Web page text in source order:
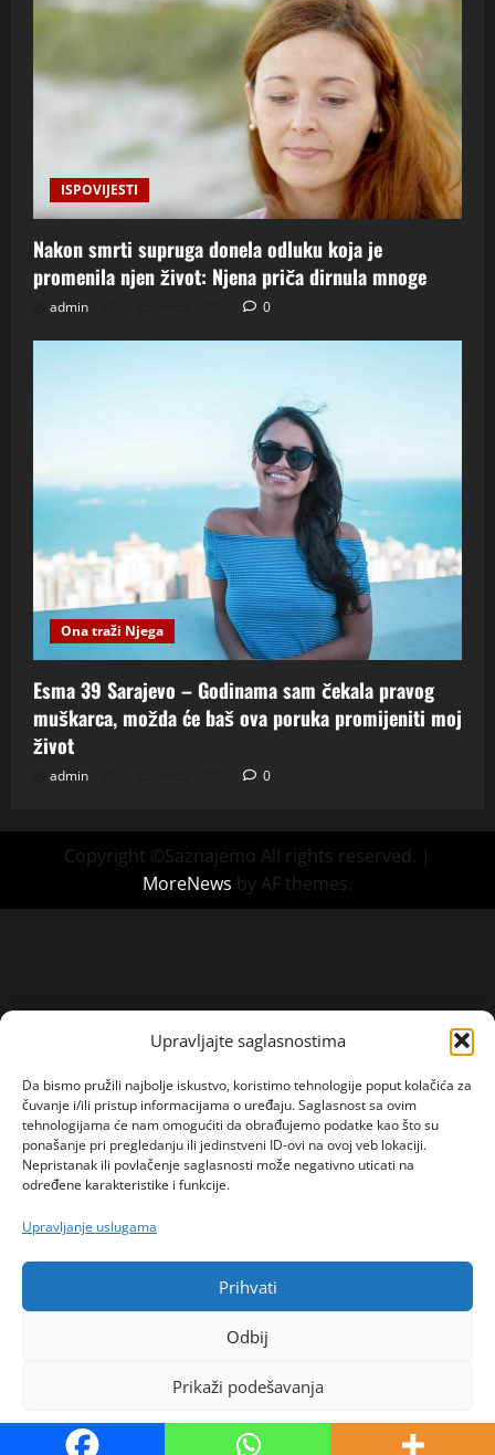
Upravljajte saglasnostima
Da bismo pružili najbolje iskustvo, koristimo tehnologije poput kolačića za
čuvanje i/ili pristup informacijama o uređaju. Saglasnost sa ovim
tehnologijama će nam omogućiti da obrađujemo podatke kao što su
ponašanje pri pregledanju ili jedinstveni ID-ovi na ovoj veb lokaciji.
Nepristanak ili povlačenje saglasnosti može negativno uticati na
određene karakteristike i funkcije.
Upravljanje uslugama
Prihvati
Odbij
Prikaži podešavanja
Politika kolačića
ISPOVIJESTI
Nakon smrti supruga donela odluku koja je
promenila njen život: Njena priča dirnula mnoge
admin 0
Ona traži Njega
Esma 39 Sarajevo – Godinama sam čekala pravog
muškarca, možda će baš ova poruka promijeniti moj
život
admin 0
Copyright ©Saznajemo All rights reserved. |
MoreNews by AF themes.